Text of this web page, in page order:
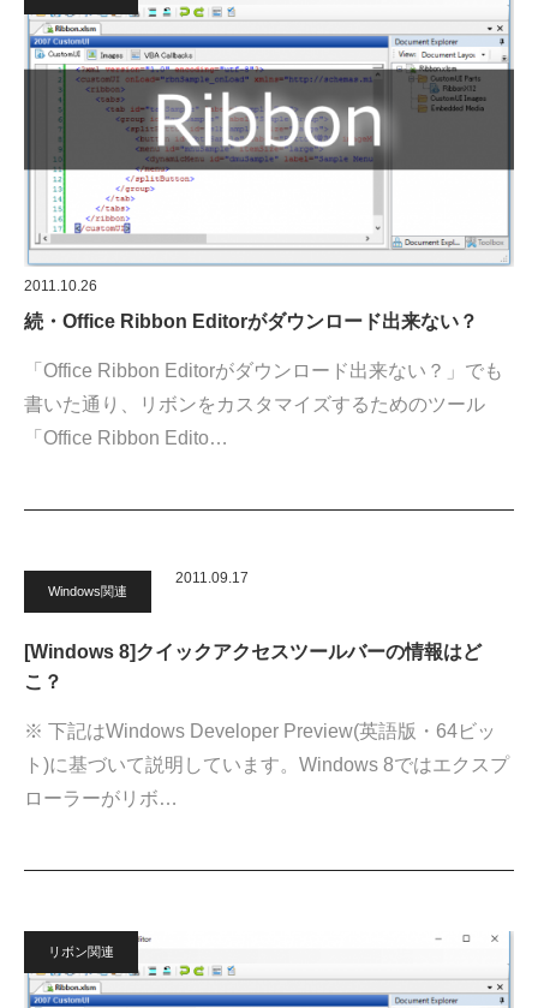
2011.10.26
続・Office Ribbon Editorがダウンロード出来ない？
「Office Ribbon Editorがダウンロード出来ない？」でも
書いた通り、リボンをカスタマイズするためのツール
「Office Ribbon Edito…
Windows関連
2011.09.17
[Windows 8]クイックアクセスツールバーの情報はど
こ？
※ 下記はWindows Developer Preview(英語版・64ビッ
ト)に基づいて説明しています。Windows 8ではエクスプ
ローラーがリボ…
リボン関連